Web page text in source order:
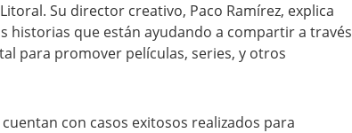
Su director creativo, Paco Ramírez, explica
historias que están ayudando a compartir a través
para promover películas, series, y otros
con casos exitosos realizados para